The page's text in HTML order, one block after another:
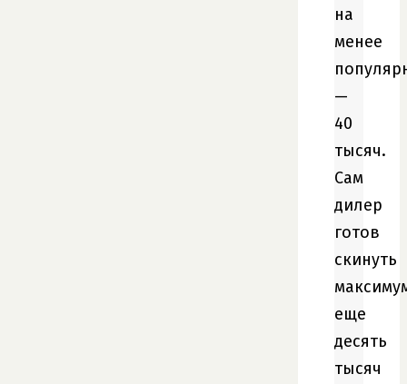
на
менее
—
40
тысяч.
Сам
дилер
готов
скинуть
еще
десять
тысяч